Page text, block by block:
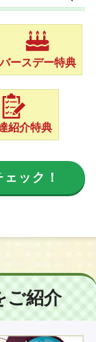
ースデー特典
紹介特典
ック！
ご紹介